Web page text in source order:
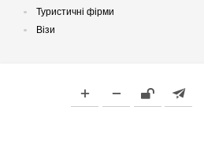
Туристичні фірми
Візи
This page can't load Google